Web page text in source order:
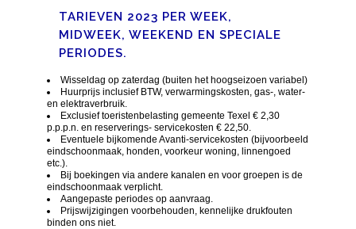
TARIEVEN 2023 PER WEEK,
MIDWEEK, WEEKEND EN SPECIALE
PERIODES.
Wisseldag op zaterdag (buiten het hoogseizoen variabel)
Huurprijs inclusief BTW, verwarmingskosten, gas-, water-
en elektraverbruik.
Exclusief toeristenbelasting gemeente Texel € 2,30
p.p.p.n. en reserverings- servicekosten € 22,50.
Eventuele bijkomende Avanti-servicekosten (bijvoorbeeld
eindschoonmaak, honden, voorkeur woning, linnengoed
etc.).
Bij boekingen via andere kanalen en voor groepen is de
eindschoonmaak verplicht.
Aangepaste periodes op aanvraag.
Prijswijzigingen voorbehouden, kennelijke drukfouten
binden ons niet.